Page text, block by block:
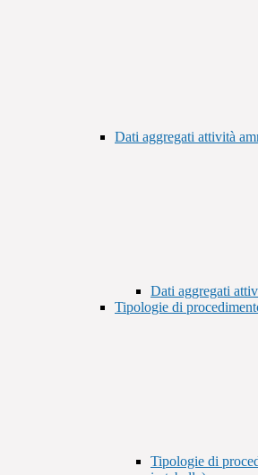
Dati aggregati attività
Dati aggregati
Tipologie di
Tipologie di